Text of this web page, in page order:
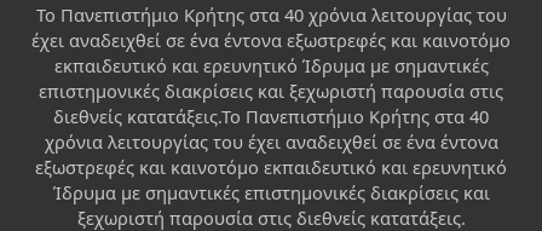
Το Πανεπιστήμιο Κρήτης στα 40 χρόνια λειτουργίας του
έχει αναδειχθεί σε ένα έντονα εξωστρεφές και καινοτόμο
εκπαιδευτικό και ερευνητικό Ίδρυμα με σημαντικές
επιστημονικές διακρίσεις και ξεχωριστή παρουσία στις
διεθνείς κατατάξεις.Το Πανεπιστήμιο Κρήτης στα 40
χρόνια λειτουργίας του έχει αναδειχθεί σε ένα έντονα
εξωστρεφές και καινοτόμο εκπαιδευτικό και ερευνητικό
Ίδρυμα με σημαντικές επιστημονικές διακρίσεις και
ξεχωριστή παρουσία στις διεθνείς κατατάξεις.